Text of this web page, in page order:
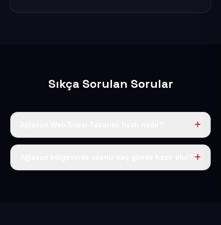
Sıkça Sorulan Sorular
Tek fiyat uygulanır: yıllık 50 USD + KDV. Bu bedele alan